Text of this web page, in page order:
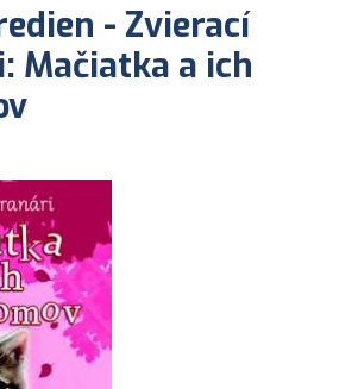
- Zvierací
Mačiatka a ich